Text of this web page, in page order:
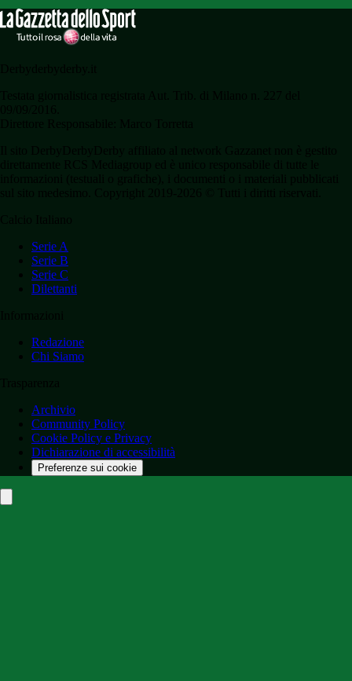
Serie A
Serie B
Serie C
Dilettanti
Redazione
Chi Siamo
Archivio
Community Policy
Cookie Policy e Privacy
Dichiarazione di accessibilità
Preferenze sui cookie